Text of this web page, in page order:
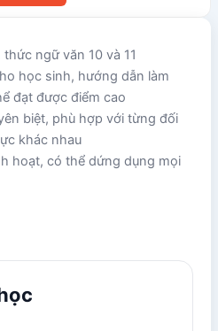
ngữ văn 10 và 11
học sinh, hướng dẫn làm
đạt được điểm cao
biệt, phù hợp với từng đối
khác nhau
hoạt, có thể dứng dụng mọi